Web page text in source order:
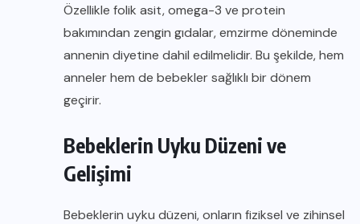
Özellikle folik asit, omega-3 ve protein
bakımından zengin gıdalar, emzirme döneminde
annenin diyetine dahil edilmelidir. Bu şekilde, hem
anneler hem de bebekler sağlıklı bir dönem
geçirir.
Bebeklerin Uyku Düzeni ve
Gelişimi
Bebeklerin uyku düzeni, onların fiziksel ve zihinsel